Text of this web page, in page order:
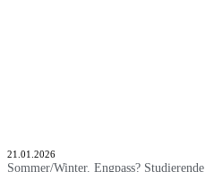
21.01.2026
Sommer/Winter. Engpass? Studierende